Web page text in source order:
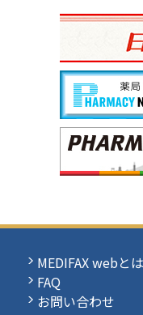
MEDIFAX webとは
FAQ
お問い合わせ